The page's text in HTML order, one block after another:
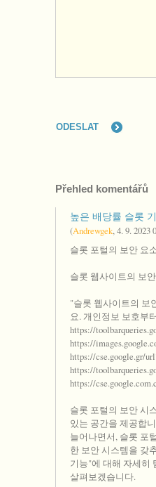
Přehled komentářů
높은 배당률 슬롯
(Andrewgek,4. 9. 2023
슬롯 포털의 보안 요
슬롯 웹사이트의 보
"슬롯 웹사이트의 보
요. 개인정보 보호부
https://
https://
https://cse.google.gr/
https://
https://
슬롯 포털의 보안 시
있는 공간을 제공합
늘어나면서, 슬롯 포
한 보안 시스템을 갖
기능"에 대해 자세히
살펴보겠습니다.